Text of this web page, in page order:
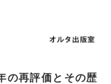
の再評価とその歴